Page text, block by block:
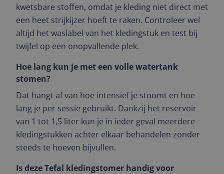
kwetsbare stoffen, omdat je kleding niet direct met
een heet strijkijzer hoeft te raken. Controleer wel
altijd het waslabel van het kledingstuk en test bij
twijfel op een onopvallende plek.
Hoe lang kun je met een volle watertank
stomen?
Dat hangt af van hoe intensief je stoomt en hoe
lang je per sessie gebruikt. Dankzij het reservoir
van 1 tot 1,5 liter kun je in ieder geval meerdere
kledingstukken achter elkaar behandelen zonder
steeds te hoeven bijvullen.
Is deze Tefal kledingstomer handig voor